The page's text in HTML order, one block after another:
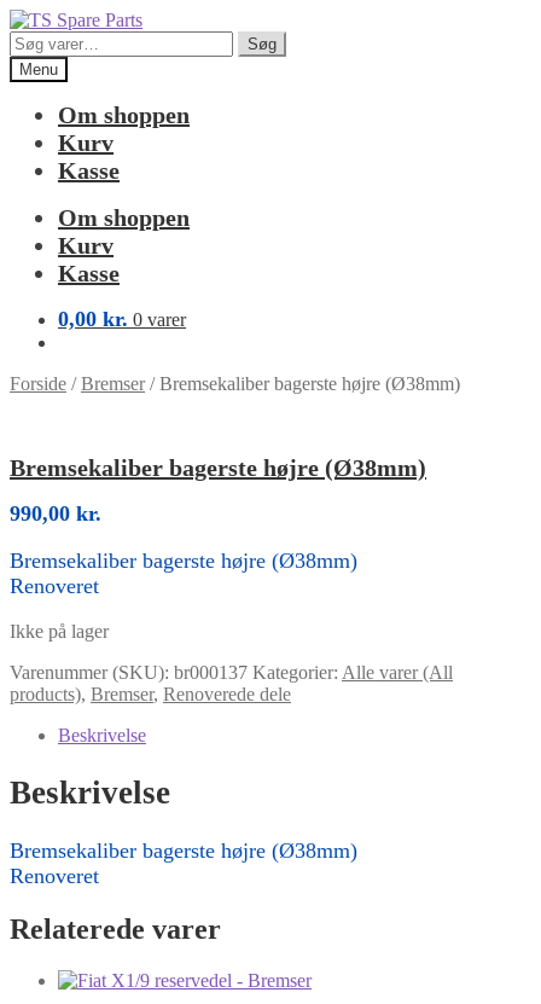
Spring
til
navigation
Spring
til
indhold
Søg
efter:
Søg
Menu
Om shoppen
Kurv
Kasse
Om shoppen
Kurv
Kasse
0,00 kr. 0 varer
Forside /Bremser/Bremsekaliber bagerste højre (Ø38mm)
Bremsekaliber bagerste højre (Ø38mm)
990,00 kr.
Bremsekaliber bagerste højre (Ø38mm)
Renoveret
Ikke på lager
Varenummer (SKU): br000137 Kategorier: Alle varer (All
products), Bremser, Renoverede dele
Beskrivelse
Beskrivelse
Bremsekaliber bagerste højre (Ø38mm)
Renoveret
Relaterede varer